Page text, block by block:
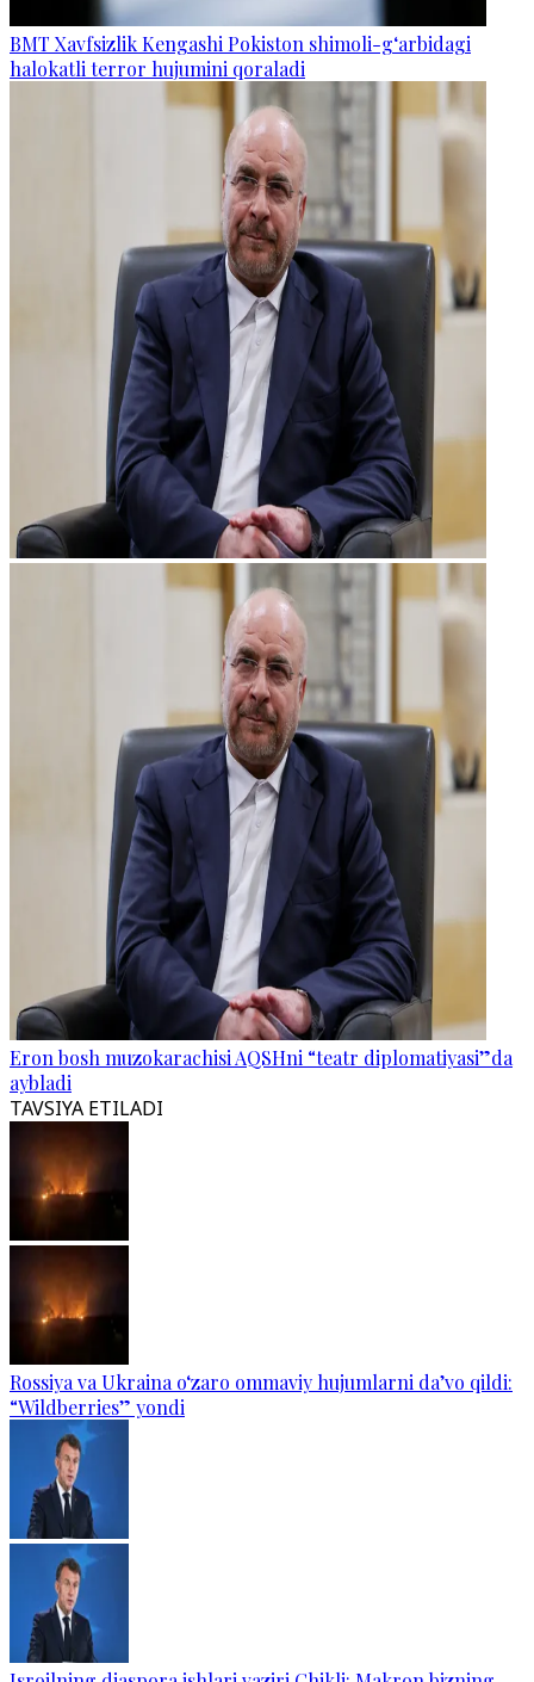
BMT Xavfsizlik Kengashi Pokiston shimoli-g‘arbidagi
halokatli terror hujumini qoraladi
Eron bosh muzokarachisi AQSHni “teatr diplomatiyasi”da
aybladi
TAVSIYA ETILADI
Rossiya va Ukraina o‘zaro ommaviy hujumlarni da’vo qildi:
“Wildberries” yondi